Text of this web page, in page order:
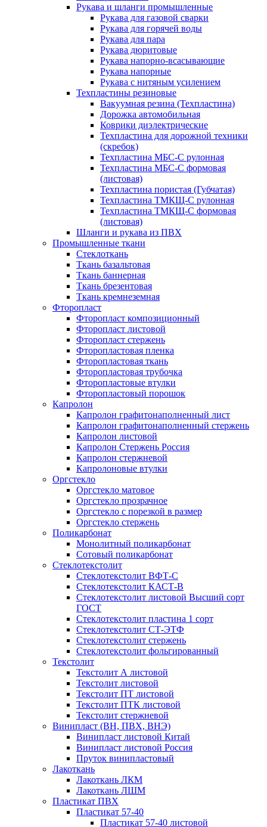
Рукава и шланги промышленные
Рукава для газовой сварки
Рукава для горячей воды
Рукава для пара
Рукава дюритовые
Рукава напорно-всасывающие
Рукава напорные
Рукава с нитяным усилением
Техпластины резиновые
Вакуумная резина (Техпластина)
Дорожка автомобильная
Коврики диэлектрические
Техпластина для дорожной техники
(скребок)
Техпластина МБС-С рулонная
Техпластина МБС-С формовая
(листовая)
Техпластина пористая (Губчатая)
Техпластина ТМКЩ-С рулонная
Техпластина ТМКЩ-С формовая
(листовая)
Шланги и рукава из ПВХ
Промышленные ткани
Стеклоткань
Ткань базальтовая
Ткань баннерная
Ткань брезентовая
Ткань кремнеземная
Фторопласт
Фторопласт композиционный
Фторопласт листовой
Фторопласт стержень
Фторопластовая пленка
Фторопластовая ткань
Фторопластовая трубочка
Фторопластовые втулки
Фторопластовый порошок
Капролон
Капролон графитонаполненный лист
Капролон графитонаполненный стержень
Капролон листовой
Капролон Стержень Россия
Капролон стержневой
Капролоновые втулки
Оргстекло
Оргстекло матовое
Оргстекло прозрачное
Оргстекло с порезкой в размер
Оргстекло стержень
Поликарбонат
Монолитный поликарбонат
Сотовый поликарбонат
Стеклотекстолит
Стеклотекстолит ВФТ-С
Стеклотекстолит КАСТ-В
Стеклотекстолит листовой Высший сорт
ГОСТ
Стеклотекстолит пластина 1 сорт
Стеклотекстолит СТ-ЭТФ
Стеклотекстолит стержень
Стеклотекстолит фольгированный
Текстолит
Текстолит А листовой
Текстолит листовой
Текстолит ПТ листовой
Текстолит ПТК листовой
Текстолит стержневой
Винипласт (ВН, ПВХ, ВНЭ)
Винипласт листовой Китай
Винипласт листовой Россия
Пруток винипластовый
Лакоткань
Лакоткань ЛКМ
Лакоткань ЛШМ
Пластикат ПВХ
Пластикат 57-40
Пластикат 57-40 листовой